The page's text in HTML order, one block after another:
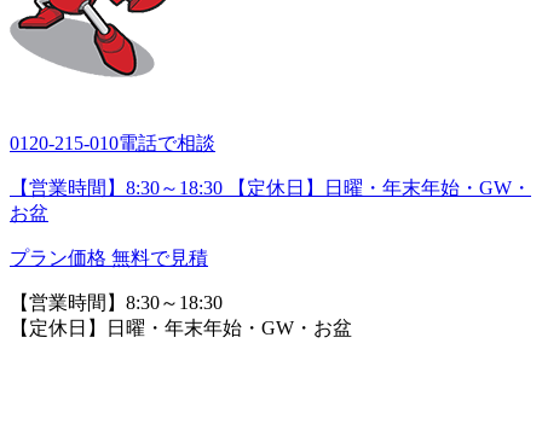
0120-215-010電話で相談
【営業時間】8:30～18:30 【定休日】日曜・年末年始・GW・
お盆
プラン価格 無料で見積
【営業時間】8:30～18:30
【定休日】日曜・年末年始・GW・お盆